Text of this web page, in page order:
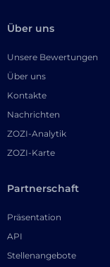
Über uns
Unsere Bewertungen
Über uns
Kontakte
Nachrichten
ZOZI-Analytik
ZOZI-Karte
Partnerschaft
Präsentation
API
Stellenangebote